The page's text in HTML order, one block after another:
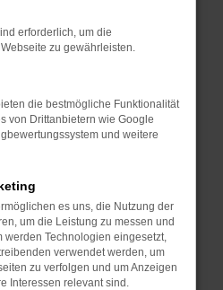
zum Beispiel deine
wie Werbeblocker,
Seiten
die Seite in einem
in einem privaten
neu.
helfen, vorübergehende
dein Browser und dein
dem neuesten Stand
erforderlich, um die
zu gewährleisten.
die bestmögliche Funktionalität
von Drittanbietern wie Google
und weitere
es uns, die Nutzung der
um die Leistung zu messen und
werden Technologien eingesetzt,
verwendet werden, um
zu verfolgen und um Anzeigen
Interessen relevant sind.